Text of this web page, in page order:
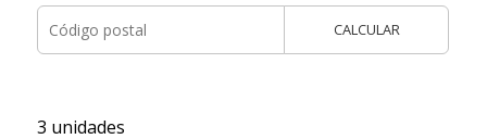
CALCULAR
3 unidades